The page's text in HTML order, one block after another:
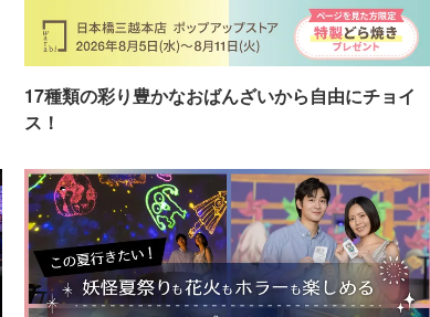
17種類の彩り豊かなおばんざいから自由にチョイ
ス！